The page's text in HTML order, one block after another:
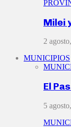
Milei
2
MUNICIPIOS
El
5